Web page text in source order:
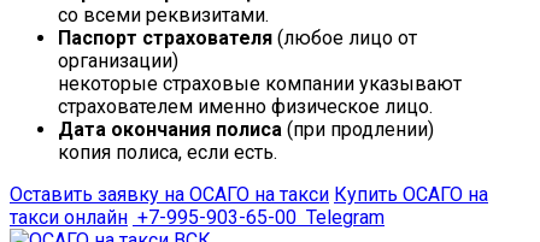
со всеми реквизитами.
Паспорт страхователя (любое лицо от
организации)
некоторые страховые компании указывают
страхователем именно физическое лицо.
Дата окончания полиса (при продлении)
копия полиса, если есть.
Оставить заявку на ОСАГО на такси Купить ОСАГО на
такси онлайн +7-995-903-65-00 Telegram